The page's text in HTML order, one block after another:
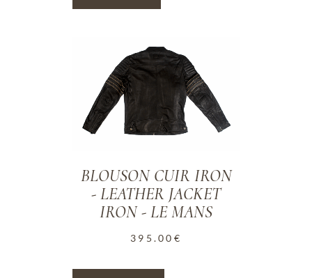
BLOUSON CUIR IRON
- LEATHER JACKET
IRON - LE MANS
395.00 €